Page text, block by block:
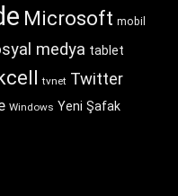
Microsoft mobil
medya tablet
tvnet Twitter
Windows Yeni Şafak